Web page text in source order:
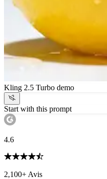
Kling 2.5 Turbo demo
Start with this prompt
4.6
2,100+ Avis